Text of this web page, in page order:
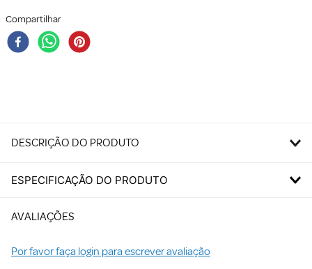
Compartilhar
DESCRIÇÃO DO PRODUTO
ESPECIFICAÇÃO DO PRODUTO
AVALIAÇÕES
Por favor faça login para escrever avaliação